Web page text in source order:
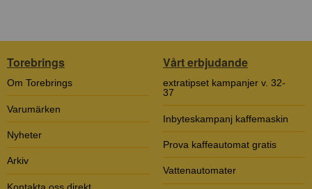
Torebrings
Om Torebrings
Varumärken
Nyheter
Arkiv
Kontakta oss direkt
Vårt erbjudande
extratipset kampanjer v. 32-
37
Inbyteskampanj kaffemaskin
Prova kaffeautomat gratis
Vattenautomater